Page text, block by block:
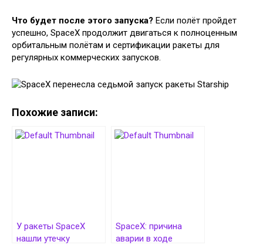
Что будет после этого запуска? Если полёт пройдет
успешно, SpaceX продолжит двигаться к полноценным
орбитальным полётам и сертификации ракеты для
регулярных коммерческих запусков.
Похожие записи:
У ракеты SpaceX
нашли утечку
SpaceX: причина
аварии в ходе